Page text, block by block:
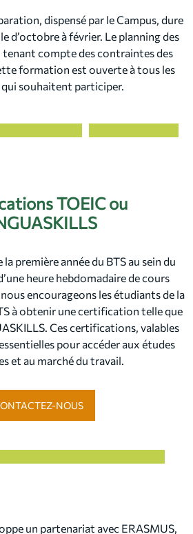
dispensé par le Campus, dure
d’octobre à février. Le planning des
tenant compte des contraintes des
formation est ouverte à tous les
souhaitent participer.
TOEIC ou
première année du BTS au sein du
heure hebdomadaire de cours
nous encourageons les étudiants de la
à obtenir une certification telle que
Ces certifications, valables
pour accéder aux études
et au marché du travail.
NOUS
un partenariat avec ERASMUS,